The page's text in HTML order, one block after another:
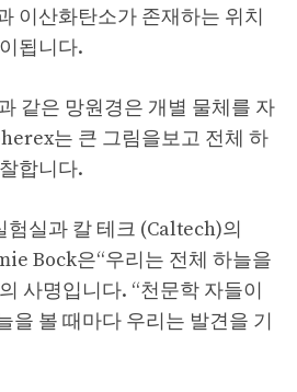
이산화탄소가 존재하는 위치
됩니다.
같은 망원경은 개별 물체를 자
는 큰 그림을보고 전체 하
합니다.
험실과 칼 테크 (Caltech)의
Bock은“우리는 전체 하늘을
사명입니다. “천문학 자들이
을 볼 때마다 우리는 발견을 기